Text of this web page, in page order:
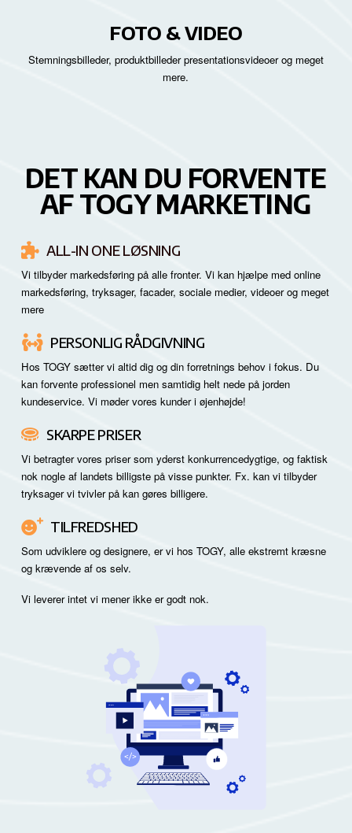
FOTO & VIDEO
Stemningsbilleder, produktbilleder presentationsvideoer og meget
mere.
DET KAN DU FORVENTE
AF TOGY MARKETING
ALL-IN ONE LØSNING
Vi tilbyder markedsføring på alle fronter. Vi kan hjælpe med online
markedsføring, tryksager, facader, sociale medier, videoer og meget
mere
PERSONLIG RÅDGIVNING
Hos TOGY sætter vi altid dig og din forretnings behov i fokus. Du
kan forvente professionel men samtidig helt nede på jorden
kundeservice. Vi møder vores kunder i øjenhøjde!
SKARPE PRISER
Vi betragter vores priser som yderst konkurrencedygtige, og faktisk
nok nogle af landets billigste på visse punkter. Fx. kan vi tilbyder
tryksager vi tvivler på kan gøres billigere.
TILFREDSHED
Som udviklere og designere, er vi hos TOGY, alle ekstremt kræsne
og krævende af os selv.
Vi leverer intet vi mener ikke er godt nok.